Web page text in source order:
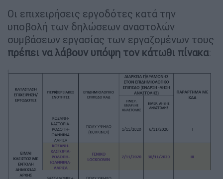
Οι επιχειρήσεις εργοδότες κατά την
υποβολή των δηλώσεων αναστολών
συμβάσεων εργασίας των εργαζομένων τους
πρέπει να λάβουν υπόψη τον κάτωθι πίνακα: